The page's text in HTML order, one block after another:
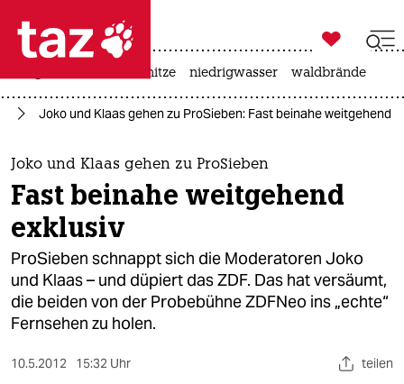
 taz zahl ich
taz zahl ich
themen
politik
öko
gesellschaft
kultur
sport

taz zahl ich
hitze niedrigwasser waldbrände
Joko und Klaas gehen zu ProSieben: Fast beinahe weitgehend
Joko und Klaas gehen zu ProSieben
Fast beinahe weitgehend
exklusiv
ProSieben schnappt sich die Moderatoren Joko
und Klaas – und düpiert das ZDF. Das hat versäumt,
die beiden von der Probebühne ZDFNeo ins „echte“
Fernsehen zu holen.
10.5.2012 15:32 Uhr teilen